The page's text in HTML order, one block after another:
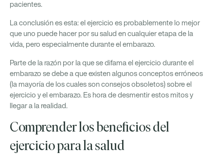
pacientes.
La conclusión es esta: el ejercicio es probablemente lo mejor
que uno puede hacer por su salud en cualquier etapa de la
vida, pero especialmente durante el embarazo.
Parte de la razón por la que se difama el ejercicio durante el
embarazo se debe a que existen algunos conceptos erróneos
(la mayoría de los cuales son consejos obsoletos) sobre el
ejercicio y el embarazo. Es hora de desmentir estos mitos y
llegar a la realidad.
Comprender los beneficios del
ejercicio para la salud